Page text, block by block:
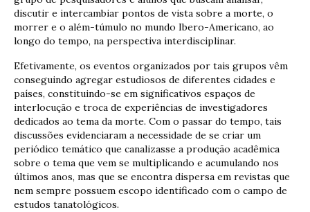
discutir e intercambiar pontos de vista sobre a morte, o
morrer e o além-túmulo no mundo Ibero-Americano, ao
longo do tempo, na perspectiva interdisciplinar.
Efetivamente, os eventos organizados por tais grupos vêm
conseguindo agregar estudiosos de diferentes cidades e
países, constituindo-se em significativos espaços de
interlocução e troca de experiências de investigadores
dedicados ao tema da morte. Com o passar do tempo, tais
discussões evidenciaram a necessidade de se criar um
periódico temático que canalizasse a produção acadêmica
sobre o tema que vem se multiplicando e acumulando nos
últimos anos, mas que se encontra dispersa em revistas que
nem sempre possuem escopo identificado com o campo de
estudos tanatológicos.